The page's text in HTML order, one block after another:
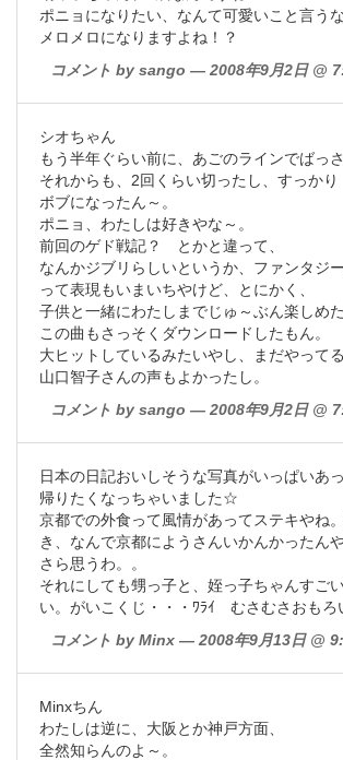
ポニョになりたい、なんて可愛いこと言うな
メロメロになりますよね！？
コメント by sango — 2008年9月2日 @
シオちゃん
もう半年ぐらい前に、あごのラインでばっ
それからも、2回くらい切ったし、すっかり
ボブになったん～。
ポニョ、わたしは好きやな～。
前回のゲド戦記？ とかと違って、
なんかジブリらしいというか、ファンタジ
って表現もいまいちやけど、とにかく、
子供と一緒にわたしまでじゅ～ぶん楽しめた
この曲もさっそくダウンロードしたもん。
大ヒットしているみたいやし、まだやってる
山口智子さんの声もよかったし。
コメント by sango — 2008年9月2日 @
日本の日記おいしそうな写真がいっぱいあ
帰りたくなっちゃいました☆
京都での外食って風情があってステキやね
き、なんで京都にようさんいかんかったん
さら思うわ。。
それにしても甥っ子と、姪っ子ちゃんすご
い。がいこくじ・・・ﾜﾗｲ むさむさおも
コメント by Minx — 2008年9月13日 @
Minxちん
わたしは逆に、大阪とか神戸方面、
全然知らんのよ～。